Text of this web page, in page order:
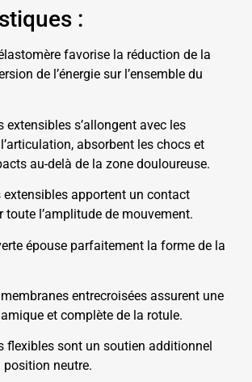
:
favorise la réduction de la
de l’énergie sur l’ensemble du
extensibles s’allongent avec les
absorbent les chocs et
au-delà de la zone douloureuse.
extensibles apportent un contact
toute l’amplitude de mouvement.
épouse parfaitement la forme de la
entrecroisées assurent une
et complète de la rotule.
flexibles sont un soutien additionnel
position neutre.